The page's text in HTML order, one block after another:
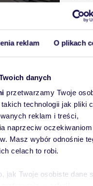
reklam O plikach
danych
przetwarzamy Twoje
technologii jak pliki
reklam i treści,
naprzeciw oczekiwaniom
Masz wybór odnośnie
celach to robi.
jak Twoje osobiste dane
Na sprzedaż luksusowa rezydencja z potencjałem
3
dom